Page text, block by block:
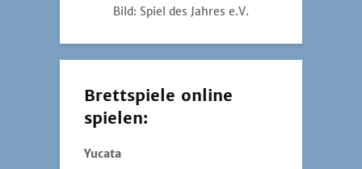
Bild: Spiel des Jahres e.V.
Brettspiele online
spielen:
Yucata